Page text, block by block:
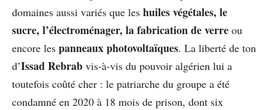
domaines aussi variés que les huiles végétales, le
sucre, l’électroménager, la fabrication de verre ou
encore les panneaux photovoltaïques. La liberté de ton
d’Issad Rebrab vis-à-vis du pouvoir algérien lui a
toutefois coûté cher : le patriarche du groupe a été
condamné en 2020 à 18 mois de prison, dont six